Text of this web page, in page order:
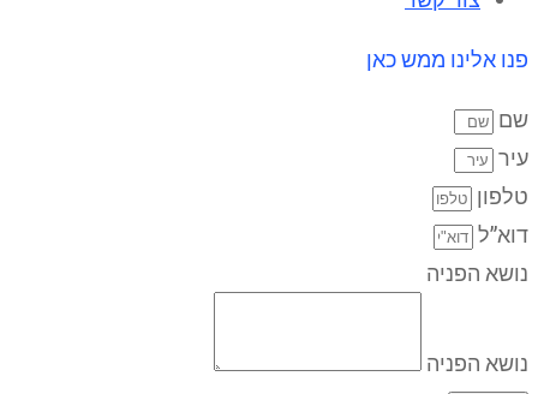
פנו אלינו ממש כאן
שם
עיר
טלפון
דוא”ל
נושא הפניה
נושא הפניה